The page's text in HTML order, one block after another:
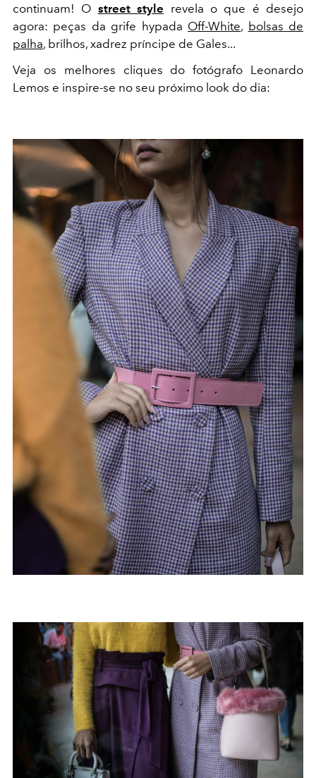
continuam! O street style revela o que é desejo
agora: peças da grife hypada Off-White, bolsas de
palha, brilhos, xadrez príncipe de Gales...
Veja os melhores cliques do fotógrafo Leonardo
Lemos e inspire-se no seu próximo look do dia: